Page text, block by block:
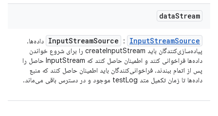
dataStream
InputStreamSource : InputStreamSource
داده‌ها.
پیاده‌سازی‌کنندگان باید createInputStream را برای شروع خواندن
داده‌ها فراخوانی کنند و اطمینان حاصل کنند که InputStream حاصل را
پس از اتمام ببندند. فراخوانی‌کنندگان باید اطمینان حاصل کنند که منبع
داده‌ها تا زمان تکمیل متد testLog موجود و در دسترس باقی می‌ماند.